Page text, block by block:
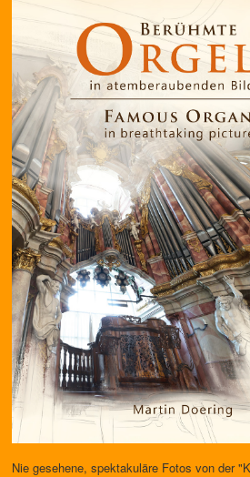
Nie gesehene, spektakuläre Fotos von der